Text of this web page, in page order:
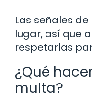
Las señales
lugar, así que
respetarlas
¿Qué
multa?